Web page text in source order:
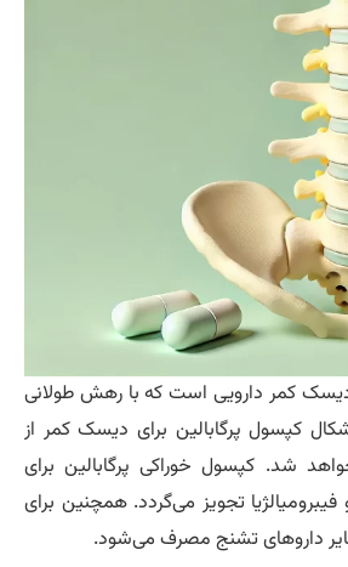
کمر دارویی است که با رهش طولانی
پرگابالین برای دیسک کمر از
کپسول خوراکی پرگابالین برای
تجویز می‌گردد. همچنین برای
تشنج مصرف می‌شود.